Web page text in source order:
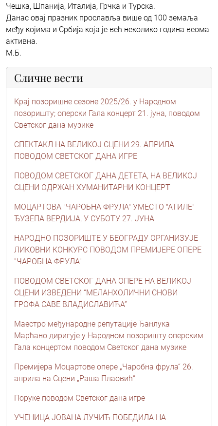
Чешка, Шпанија, Италија, Грчка и Турска.
Данас овај празник прославља више од 100 земаља
међу којима и Србија која је већ неколико година веома
активна.
М.Б.
Сличне вести
Крај позоришне сезоне 2025/26. у Народном
позоришту; oперски Гала концерт 21. јуна, поводом
Светског дана музике
СПЕКТАKЛ НА ВЕЛИКОЈ СЦЕНИ 29. АПРИЛА
ПОВОДОМ СВЕТСКОГ ДАНА ИГРЕ
ПОВОДОМ СВЕТСКОГ ДАНА ДЕТЕТА, НА ВЕЛИКОЈ
СЦЕНИ ОДРЖАН ХУМАНИТАРНИ КОНЦЕРТ
МОЦАРТОВА "ЧАРОБНА ФРУЛА" УМЕСТО "АТИЛЕ"
ЂУЗЕПА ВЕРДИЈА, У СУБОТУ 27. ЈУНА
НАРОДНО ПОЗОРИШТЕ У БЕОГРАДУ ОРГАНИЗУЈЕ
ЛИКОВНИ КОНКУРС ПОВОДОМ ПРЕМИЈЕРЕ ОПЕРЕ
"ЧАРОБНА ФРУЛА"
ПОВОДОМ СВЕТСКОГ ДАНА ОПЕРЕ НА ВЕЛИКОЈ
СЦЕНИ ИЗВЕДЕНИ “МЕЛАНХОЛИЧНИ СНОВИ
ГРОФА САВЕ ВЛАДИСЛАВИЋА”
Маестро међународне репутације Ђанлука
Марћано диригује у Народном позоришту оперским
Гала концертом поводом Светског дана музике
Премијера Моцартове опере „Чаробна фрула“ 26.
априла на Сцени „Раша Плаовић“
Поруке поводом Светског дана игре
УЧЕНИЦА ЈОВАНА ЛУЧИЋ ПОБЕДИЛА НА